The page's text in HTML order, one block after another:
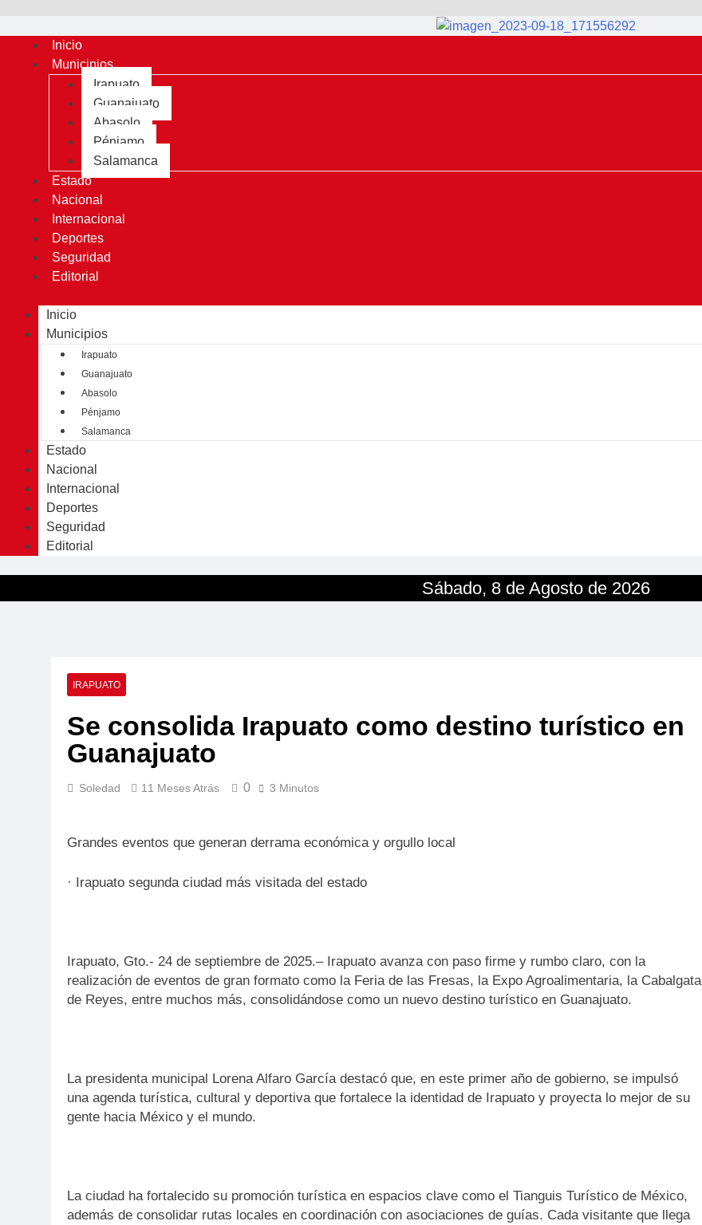
Inicio
Municipios
Irapuato
Guanajuato
Abasolo
Pénjamo
Salamanca
Estado
Nacional
Internacional
Deportes
Seguridad
Editorial
Inicio
Municipios
Irapuato
Guanajuato
Abasolo
Pénjamo
Salamanca
Estado
Nacional
Internacional
Deportes
Seguridad
Editorial
Sábado, 8 de Agosto de 2026
IRAPUATO
Se consolida Irapuato como destino turístico en
Guanajuato
Soledad 11 Meses Atrás 0 3 Minutos
Grandes eventos que generan derrama económica y orgullo local
· Irapuato segunda ciudad más visitada del estado
Irapuato, Gto.- 24 de septiembre de 2025.– Irapuato avanza con paso firme y rumbo claro, con la
realización de eventos de gran formato como la Feria de las Fresas, la Expo Agroalimentaria, la Cabalgata
de Reyes, entre muchos más, consolidándose como un nuevo destino turístico en Guanajuato.
La presidenta municipal Lorena Alfaro García destacó que, en este primer año de gobierno, se impulsó
una agenda turística, cultural y deportiva que fortalece la identidad de Irapuato y proyecta lo mejor de su
gente hacia México y el mundo.
La ciudad ha fortalecido su promoción turística en espacios clave como el Tianguis Turístico de México,
además de consolidar rutas locales en coordinación con asociaciones de guías. Cada visitante que llega